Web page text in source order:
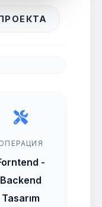
-
Backend
Tasarım